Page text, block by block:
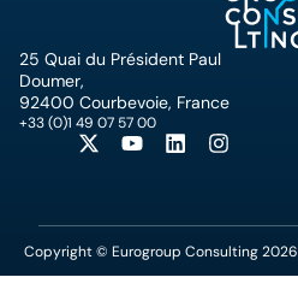
25 Quai du Président Paul
Doumer,
92400 Courbevoie, France
+33 (0)1 49 07 57 00
Copyright © Eurogroup Consulting 2026